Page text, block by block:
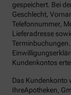
gespeichert. Bei
Geschlecht,
Telefonnummer,
Lieferadresse
Kundenkontos
Das Kundenkonto
IhreApotheken,